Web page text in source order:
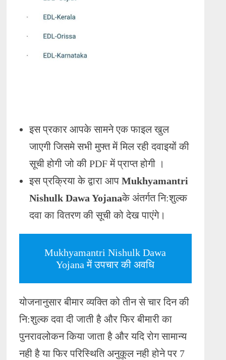
इस प्रकार आपके सामने एक फाइल खुल
जाएगी जिसमे सभी मुफ्त में मिल रही दवाइयों की
सूची होगी जो की PDF में प्राप्त होगी ।
इस प्रक्रिया के द्वारा आप Mukhyamantri
Nishulk Dawa Yojanaके अंतर्गत नि:शुल्क
दवा का वितरण की सूची को देख पाएंगे।
Mukhyamantri Nishulk Dawa
Yojana में उपचार की अवधि
योजनानुसार बीमार व्यक्ति को तीन से चार दिन की
नि:शुल्क दवा दी जाती है और फिर बीमारी का
पुनरावलोकन किया जाता है और यदि रोग सामान्य
नही है या फिर परिस्थिति अनुकूल नही होने पर 7